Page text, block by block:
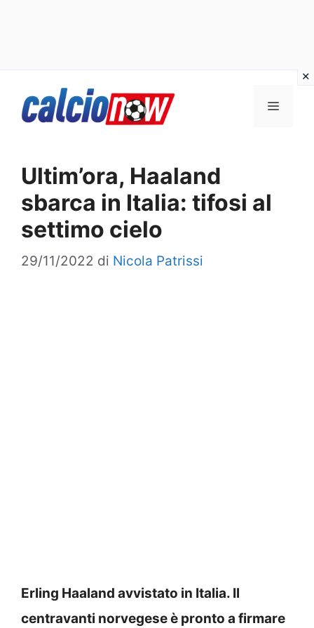
Menu
Ultim’ora, Haaland
sbarca in Italia: tifosi al
settimo cielo
29/11/2022 di Nicola Patrissi
Erling Haaland avvistato in Italia. Il
centravanti norvegese è pronto a firmare